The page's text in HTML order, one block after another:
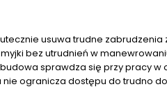
usuwa trudne
bez utrudnień w
sprawdza się przy pracy w
ogranicza dostępu do trudno